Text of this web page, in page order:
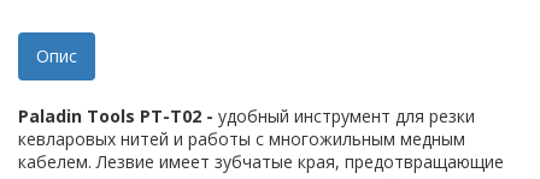
Опис
Paladin Tools PT-T02 - удобный инструмент для резки
кевларовых нитей и работы с многожильным медным
кабелем. Лезвие имеет зубчатые края, предотвращающие